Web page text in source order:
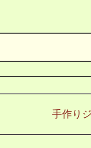
手作り